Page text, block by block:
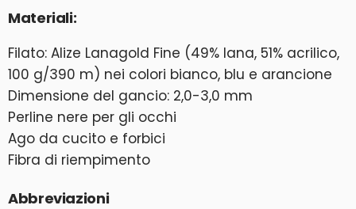
Materiali:
Filato: Alize Lanagold Fine (49% lana, 51% acrilico,
100 g/390 m) nei colori bianco, blu e arancione
Dimensione del gancio: 2,0-3,0 mm
Perline nere per gli occhi
Ago da cucito e forbici
Fibra di riempimento
Abbreviazioni